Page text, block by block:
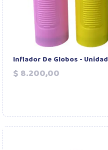
Inflador De Globos - Unidad
$ 8.200,00